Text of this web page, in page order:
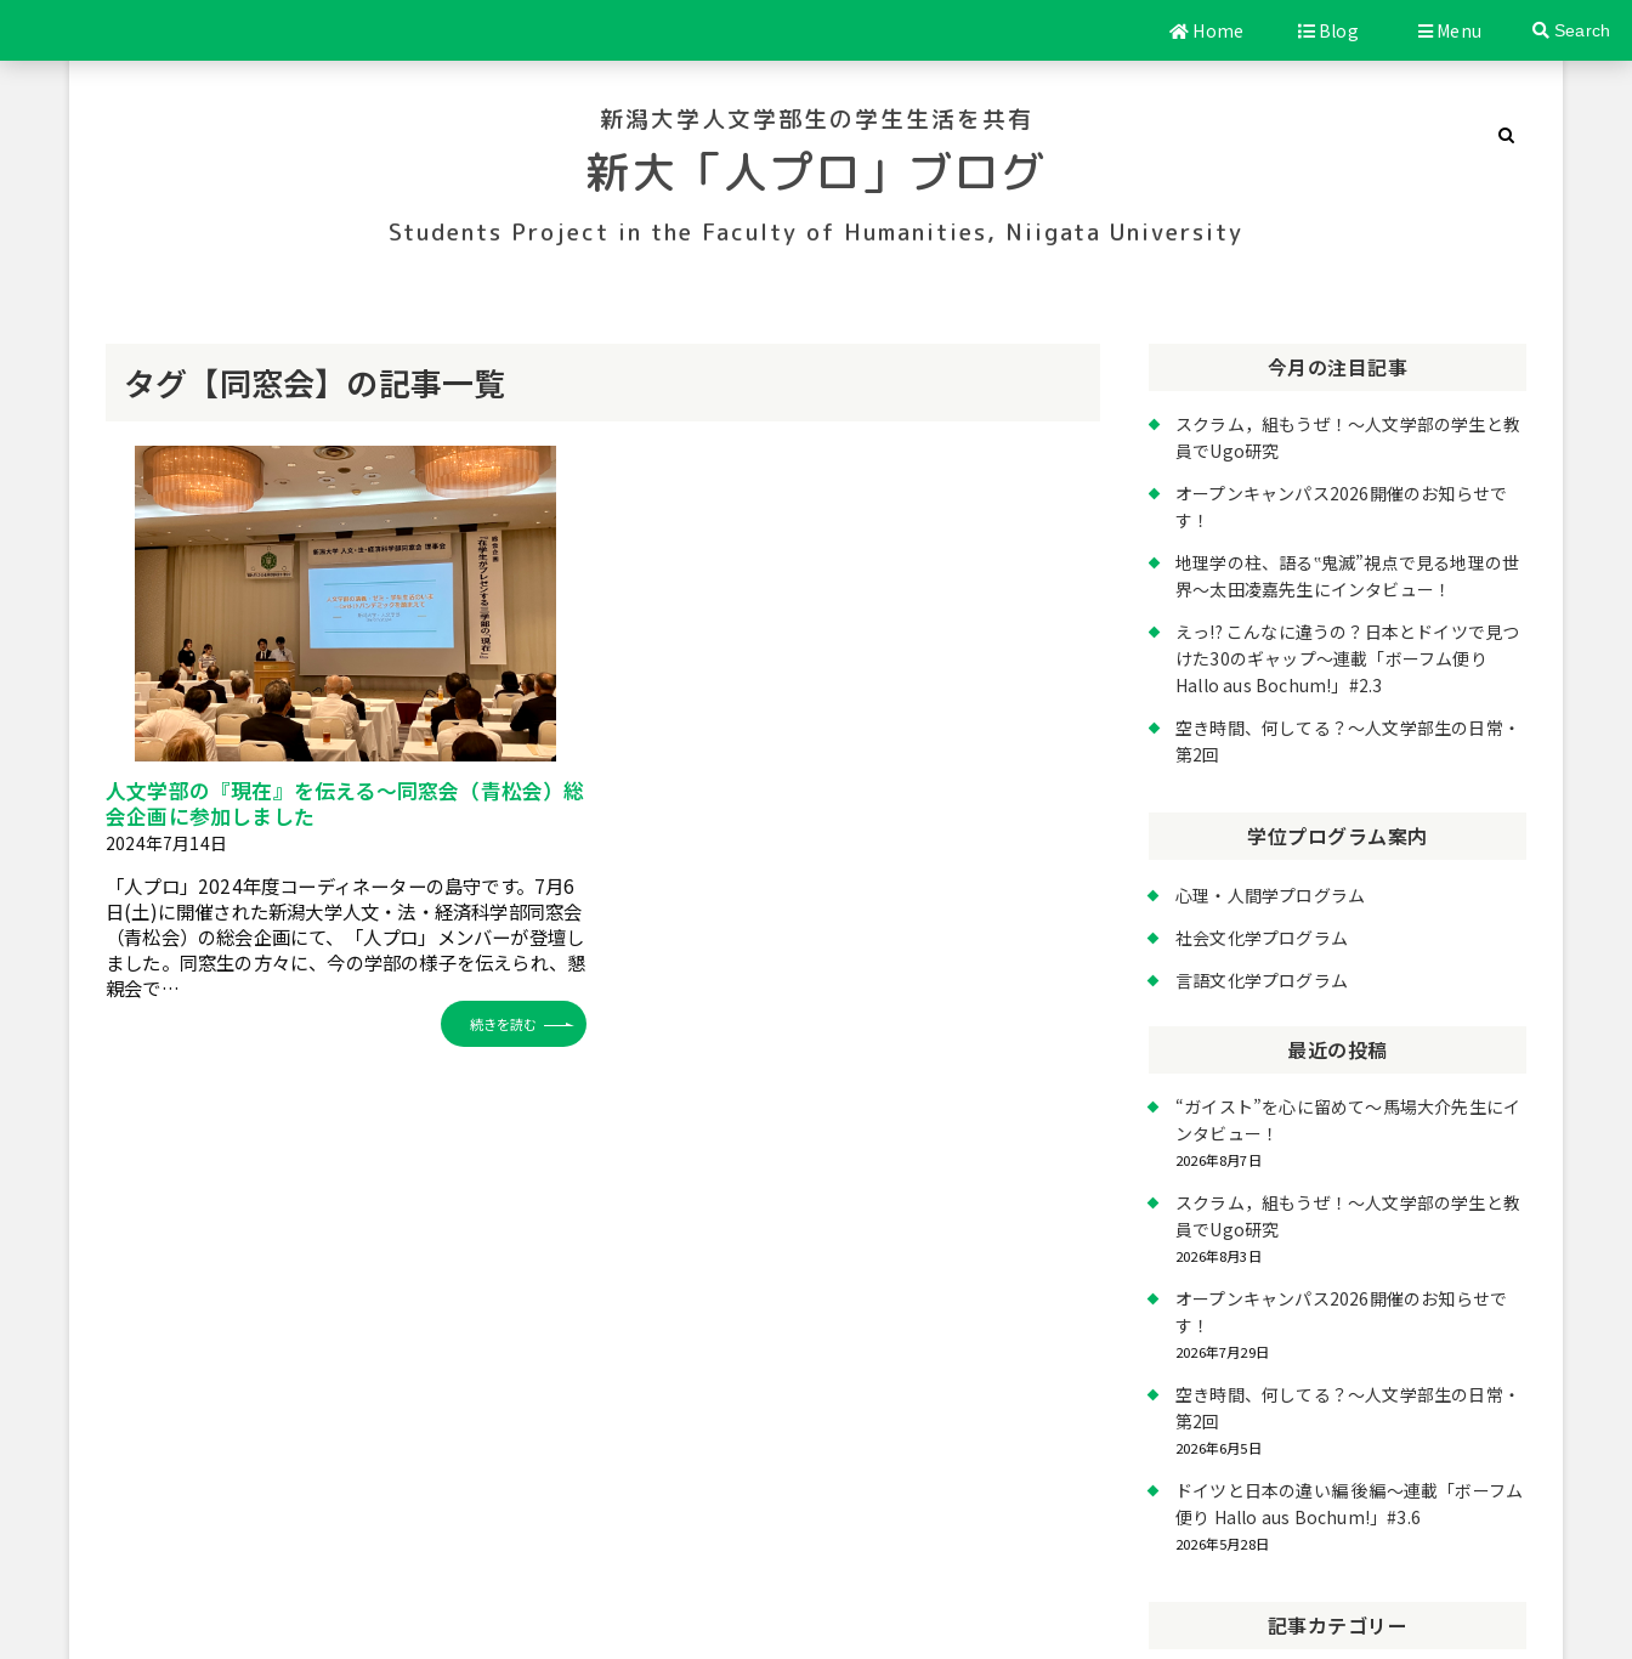
Home Blog Menu Search
新潟大学人文学部生の学生生活を共有
新大「人プロ」ブログ
Students Project in the Faculty of Humanities, Niigata University
タグ【同窓会】の記事一覧
人文学部の『現在』を伝える～同窓会（青松会）総
会企画に参加しました
2024年7月14日
「人プロ」2024年度コーディネーターの島守です。7月6
日(土)に開催された新潟大学人文・法・経済科学部同窓会
（青松会）の総会企画にて、「人プロ」メンバーが登壇し
ました。同窓生の方々に、今の学部の様子を伝えられ、懇
親会で…
続きを読む
今月の注目記事
スクラム，組もうぜ！～人文学部の学生と教
員でUgo研究
オープンキャンパス2026開催のお知らせで
す！
地理学の柱、語る‟鬼滅”視点で見る地理の世
界～太田凌嘉先生にインタビュー！
えっ!? こんなに違うの？日本とドイツで見つ
けた30のギャップ～連載「ボーフム便り
Hallo aus Bochum!」#2.3
空き時間、何してる？～人文学部生の日常・
第2回
学位プログラム案内
心理・人間学プログラム
社会文化学プログラム
言語文化学プログラム
最近の投稿
“ガイスト”を心に留めて～馬場大介先生にイ
ンタビュー！
2026年8月7日
スクラム，組もうぜ！～人文学部の学生と教
員でUgo研究
2026年8月3日
オープンキャンパス2026開催のお知らせで
す！
2026年7月29日
空き時間、何してる？～人文学部生の日常・
第2回
2026年6月5日
ドイツと日本の違い編 後編～連載「ボーフム
便り Hallo aus Bochum!」#3.6
2026年5月28日
記事カテゴリー